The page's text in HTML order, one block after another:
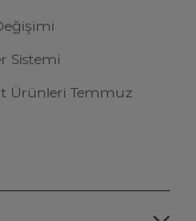
Sistemi
Ürünleri Temmuz